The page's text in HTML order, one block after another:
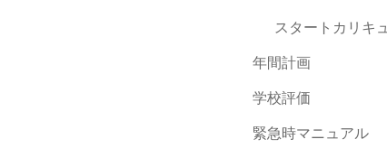
スタートカリキ
年間計画
学校評価
緊急時マニュアル